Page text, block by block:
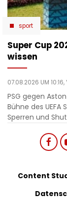
sport
Super Cup
wissen
07.08.2026 UM 10:16,
PSG gegen
Bühne des UEFA
Sperren und
links
Footer
Content